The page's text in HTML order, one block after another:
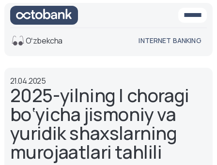
O'rta
versiya
Oq-qora
versiya
Ovoz
Matn o'lchami
Aa -
Aa
Aa +
Oʻzbekcha INTERNET BANKING
21.04.2025
2025-yilning I choragi
bo‘yicha jismoniy va
yuridik shaxslarning
murojaatlari tahlili